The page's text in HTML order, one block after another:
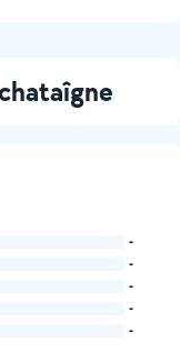
-
-
-
-
-